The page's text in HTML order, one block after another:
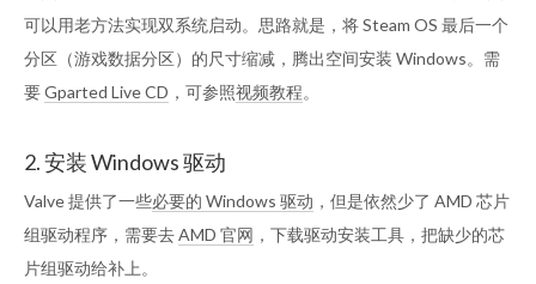
可以用老方法实现双系统启动。思路就是，将 Steam OS 最后一个
分区（游戏数据分区）的尺寸缩减，腾出空间安装 Windows。需
要Gparted Live CD ，可参照视频教程。
2. 安装 Windows 驱动
Valve 提供了一些必要的 Windows 驱动 ，但是依然少了 AMD 芯片
组驱动程序，需要去AMD 官网 ，下载驱动安装工具，把缺少的芯
片组驱动给补上。